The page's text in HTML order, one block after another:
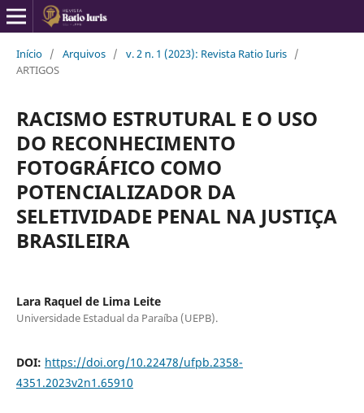
Início / Arquivos / v. 2 n. 1 (2023): Revista Ratio Iuris /
ARTIGOS
RACISMO ESTRUTURAL E O USO
DO RECONHECIMENTO
FOTOGRÁFICO COMO
POTENCIALIZADOR DA
SELETIVIDADE PENAL NA JUSTIÇA
BRASILEIRA
Lara Raquel de Lima Leite
Universidade Estadual da Paraíba (UEPB).
DOI: https://doi.org/10.22478/ufpb.2358-
4351.2023v2n1.65910